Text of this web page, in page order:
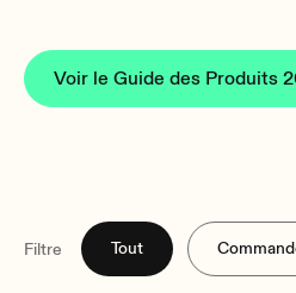
Voir le Guide des Produits
Filtre Tout